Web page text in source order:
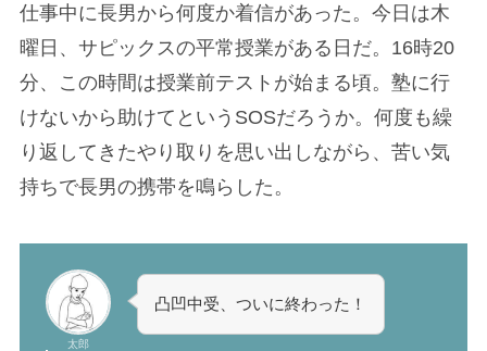
仕事中に長男から何度か着信があった。今日は木
曜日、サピックスの平常授業がある日だ。16時20
分、この時間は授業前テストが始まる頃。塾に行
けないから助けてというSOSだろうか。何度も繰
り返してきたやり取りを思い出しながら、苦い気
持ちで長男の携帯を鳴らした。
太郎
凸凹中受、ついに終わった！